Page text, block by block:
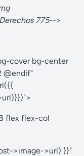
775-->
cover bg-center
@endif"
flex flex-col
>image->url) }}"